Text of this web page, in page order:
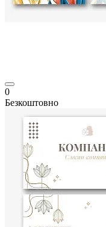
0
Безкоштовно